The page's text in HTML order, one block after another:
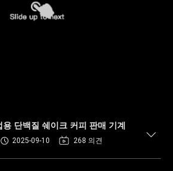
단백질 쉐이크 커피 판매 기계
2025-09-10 268 의견